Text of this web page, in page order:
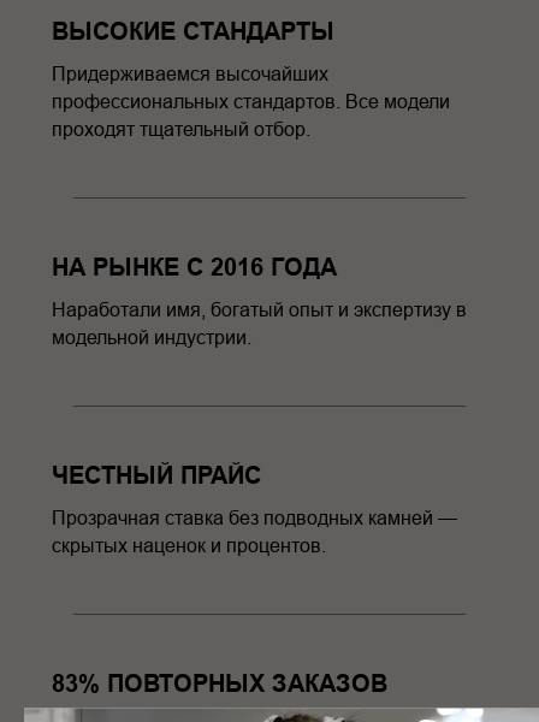
ВЫСОКИЕ СТАНДАРТЫ
Придерживаемся высочайших
профессиональных стандартов. Все модели
проходят тщательный отбор.
НА РЫНКЕ С 2016 ГОДА
Наработали имя, богатый опыт и экспертизу в
модельной индустрии.
ЧЕСТНЫЙ ПРАЙС
Прозрачная ставка без подводных камней —
скрытых наценок и процентов.
83% ПОВТОРНЫХ ЗАКАЗОВ